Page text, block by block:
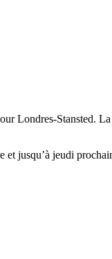
Londres-Stansted.
et jusqu’à jeudi